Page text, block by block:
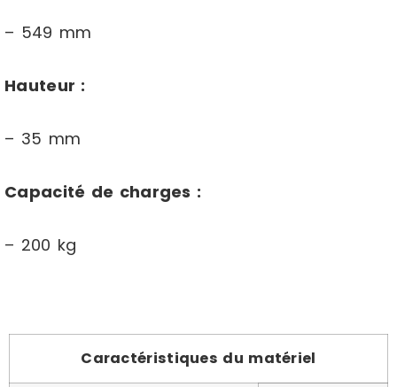
– 549 mm
Hauteur :
– 35 mm
Capacité de charges :
– 200 kg
Caractéristiques du matériel